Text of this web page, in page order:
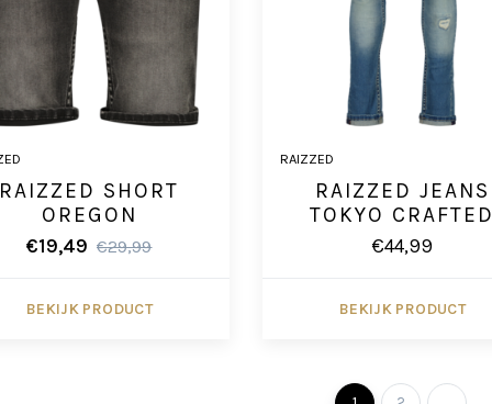
RAIZZED SHORT
OREGON
€19,49 €29,99
BEKIJK PRODUCT
RAIZZED
RAIZZED JEANS
TOKYO CRAFTED
€44,99
BEKIJK PRODUCT